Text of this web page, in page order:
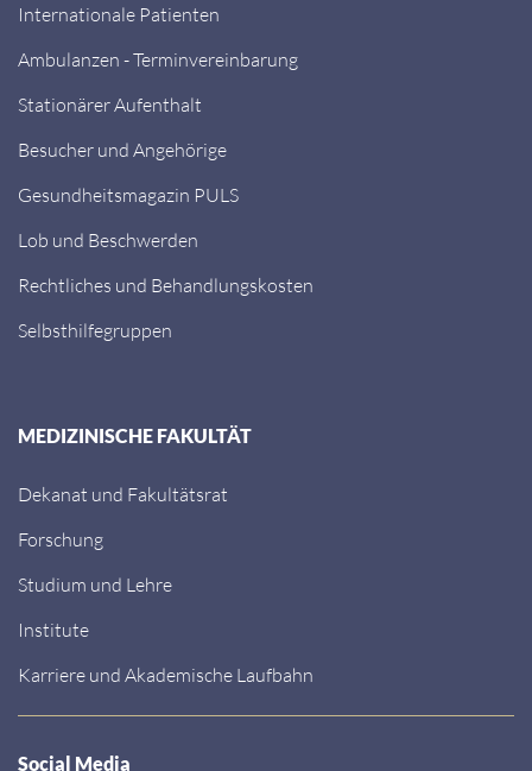
Internationale Patienten
Ambulanzen - Terminvereinbarung
Stationärer Aufenthalt
Besucher und Angehörige
Gesundheitsmagazin PULS
Lob und Beschwerden
Rechtliches und Behandlungskosten
Selbsthilfegruppen
MEDIZINISCHE FAKULTÄT
Dekanat und Fakultätsrat
Forschung
Studium und Lehre
Institute
Karriere und Akademische Laufbahn
Social Media